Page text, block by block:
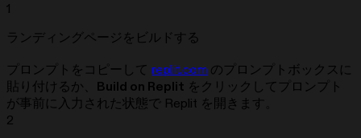
1
ランディングページをビルドする
プロンプトをコピーして replit.com のプロンプトボックスに
貼り付けるか、 Build on Replit をクリックしてプロンプト
が事前に入力された状態で Replit を開きます。
2